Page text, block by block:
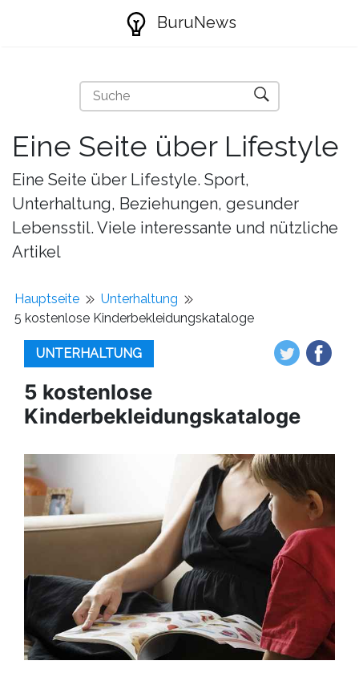
BuruNews
Eine Seite über Lifestyle
Eine Seite über Lifestyle. Sport,
Unterhaltung, Beziehungen, gesunder
Lebensstil. Viele interessante und nützliche
Artikel
Hauptseite
Unterhaltung
5 kostenlose Kinderbekleidungskataloge
UNTERHALTUNG
5 kostenlose
Kinderbekleidungskataloge